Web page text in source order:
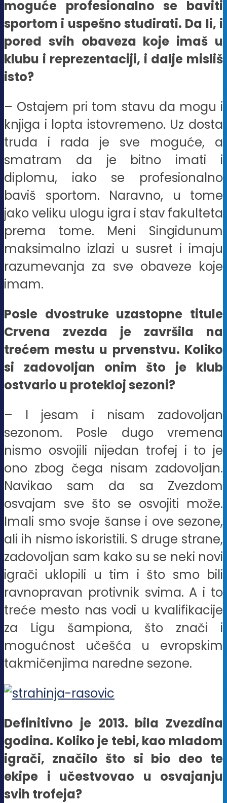
moguće profesionalno se baviti
sportom i uspešno studirati. Da li, i
pored svih obaveza koje imaš u
klubu i reprezentaciji, i dalje misliš
isto?
– Ostajem pri tom stavu da mogu i
knjiga i lopta istovremeno. Uz dosta
truda i rada je sve moguće, a
smatram da je bitno imati i
diplomu, iako se profesionalno
baviš sportom. Naravno, u tome
jako veliku ulogu igra i stav fakulteta
prema tome. Meni Singidunum
maksimalno izlazi u susret i imaju
razumevanja za sve obaveze koje
imam.
Posle dvostruke uzastopne titule
Crvena zvezda je završila na
trećem mestu u prvenstvu. Koliko
si zadovoljan onim što je klub
ostvario u protekloj sezoni?
– I jesam i nisam zadovoljan
sezonom. Posle dugo vremena
nismo osvojili nijedan trofej i to je
ono zbog čega nisam zadovoljan.
Navikao sam da sa Zvezdom
osvajam sve što se osvojiti može.
Imali smo svoje šanse i ove sezone,
ali ih nismo iskoristili. S druge strane,
zadovoljan sam kako su se neki novi
igrači uklopili u tim i što smo bili
ravnopravan protivnik svima. A i to
treće mesto nas vodi u kvalifikacije
za Ligu šampiona, što znači i
mogućnost učešća u evropskim
takmičenjima naredne sezone.
Definitivno je 2013. bila Zvezdina
godina. Koliko je tebi, kao mladom
igrači, značilo što si bio deo te
ekipe i učestvovao u osvajanju
svih trofeja?